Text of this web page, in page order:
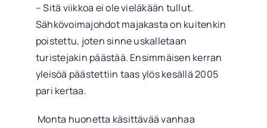
– Sitä viikkoa ei ole vieläkään tullut.
Sähkövoimajohdot majakasta on kuitenkin
poistettu, joten sinne uskalletaan
turistejakin päästää. Ensimmäisen kerran
yleisöä päästettiin taas ylös kesällä 2005
pari kertaa.
Monta huonetta käsittävää vanhaa